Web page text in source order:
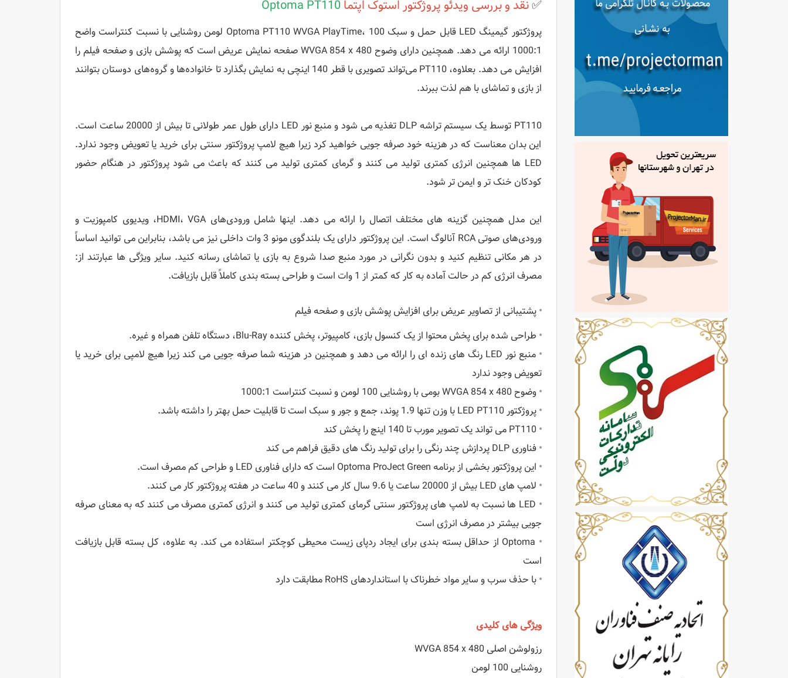
✅نقد و بررسی ویدئو پروژکتور استوک اپتما Optoma PT110
پروژکتور گیمینگ LED قابل حمل و سبک Optoma PT110 WVGA PlayTime، 100 لومن روشنایی با نسبت کنتراست واضح
1000:1 ارائه می دهد. همچنین دارای وضوح WVGA 854 x 480 صفحه نمایش عریض است که پوشش بازی و صفحه فیلم را
افزایش می دهد. بعلاوه، PT110 می‌تواند تصویری با قطر 140 اینچی به نمایش بگذارد تا خانواده‌ها و گروه‌های دوستان بتوانند
از بازی و تماشای با هم لذت ببرند.
PT110 توسط یک سیستم تراشه DLP تغذیه می شود و منبع نور LED دارای طول عمر طولانی تا بیش از 20000 ساعت است.
این بدان معناست که در هزینه خود صرفه جویی خواهید کرد زیرا هیچ لامپ پروژکتور سنتی برای خرید یا تعویض وجود ندارد.
LED ها همچنین انرژی کمتری تولید می کنند و گرمای کمتری تولید می کنند که باعث می شود پروژکتور در هنگام حضور
کودکان خنک تر و ایمن تر شود.
این مدل همچنین گزینه های مختلف اتصال را ارائه می دهد. اینها شامل ورودی‌های HDMI، VGA، ویدیوی کامپوزیت و
ورودی‌های صوتی RCA آنالوگ است. این پروژکتور دارای یک بلندگوی مونو 3 وات داخلی نیز می باشد، بنابراین می توانید اساساً
در هر مکانی تنظیم کنید و بدون نگرانی در مورد منبع صدا شروع به بازی یا تماشای رسانه کنید. سایر ویژگی ها عبارتند از:
مصرف انرژی کم در حالت آماده به کار که کمتر از 1 وات است و طراحی بسته بندی کاملاً قابل بازیافت.
•پشتیبانی از تصاویر عریض برای افزایش پوشش بازی و صفحه فیلم
• طراحی شده برای پخش محتوا از یک کنسول بازی، کامپیوتر، پخش کننده Blu-Ray، دستگاه تلفن همراه و غیره.
•
منبع نور LED رنگ های زنده ای را ارائه می دهد و همچنین در هزینه شما صرفه جویی می کند زیرا هیچ لامپی برای خرید یا
تعویض وجود ندارد
•وضوح WVGA 854 x 480 بومی با روشنایی 100 لومن و نسبت کنتراست 1000:1
•پروژکتور LED PT110 با وزن تنها 1.9 پوند، جمع و جور و سبک است تا قابلیت حمل بهتر را داشته باشد.
• PT110 می تواند یک تصویر مورب تا 140 اینچ را پخش کند
•فناوری DLP پردازش چند رنگی را برای تولید رنگ های دقیق فراهم می کند
• این پروژکتور بخشی از برنامه Optoma ProJect Green است که دارای فناوری LED و طراحی کم مصرف است.
• لامپ های LED بیش از 20000 ساعت یا 9.6 سال کار می کنند و 40 ساعت در هفته پروژکتور کار می کنند.
•
LED ها نسبت به لامپ های پروژکتور سنتی گرمای کمتری تولید می کنند و انرژی کمتری مصرف می کنند که به معنای صرفه
جویی بیشتر در مصرف انرژی است
•
Optoma از حداقل بسته بندی برای ایجاد ردپای زیست محیطی کوچکتر استفاده می کند. به علاوه، کل بسته قابل بازیافت
است
•با حذف سرب و سایر مواد خطرناک با استانداردهای RoHS مطابقت دارد
ویژگی های کلیدی
رزولوشن اصلی WVGA 854 x 480
روشنایی 100 لومن